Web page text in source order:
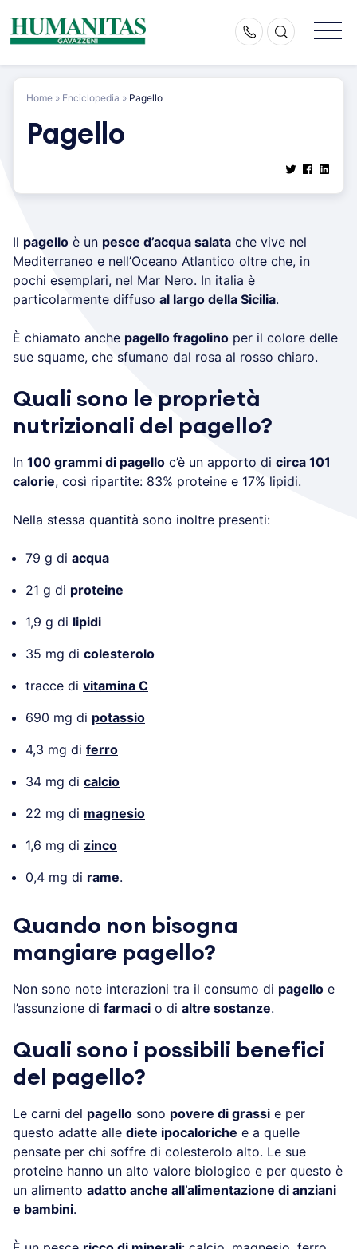
content
Home » Enciclopedia » Pagello
Pagello
Il pagello è un pesce d’acqua salata che vive nel
Mediterraneo e nell’Oceano Atlantico oltre che, in
pochi esemplari, nel Mar Nero. In italia è
particolarmente diffuso al largo della Sicilia.
È chiamato anche pagello fragolino per il colore delle
sue squame, che sfumano dal rosa al rosso chiaro.
Quali sono le proprietà
nutrizionali del pagello?
In 100 grammi di pagello c’è un apporto di circa 101
calorie, così ripartite: 83% proteine e 17% lipidi.
Nella stessa quantità sono inoltre presenti:
79 g di acqua
21 g di proteine
1,9 g di lipidi
35 mg di colesterolo
tracce di vitamina C
690 mg di potassio
4,3 mg di ferro
34 mg di calcio
22 mg di magnesio
1,6 mg di zinco
0,4 mg di rame.
Quando non bisogna
mangiare pagello?
Non sono note interazioni tra il consumo di pagello e
l’assunzione di farmaci o di altre sostanze.
Quali sono i possibili benefici
del pagello?
Le carni del pagello sono povere di grassi e per
questo adatte alle diete ipocaloriche e a quelle
pensate per chi soffre di colesterolo alto. Le sue
proteine hanno un alto valore biologico e per questo è
un alimento adatto anche all’alimentazione di anziani
e bambini.